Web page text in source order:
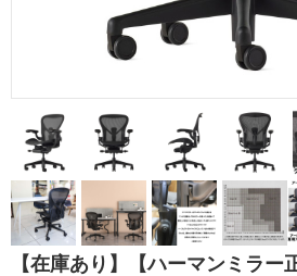
【在庫あり】【ハーマンミラー